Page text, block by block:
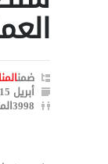
ضمن
أبريل 15, 2020
3998المشاهدات